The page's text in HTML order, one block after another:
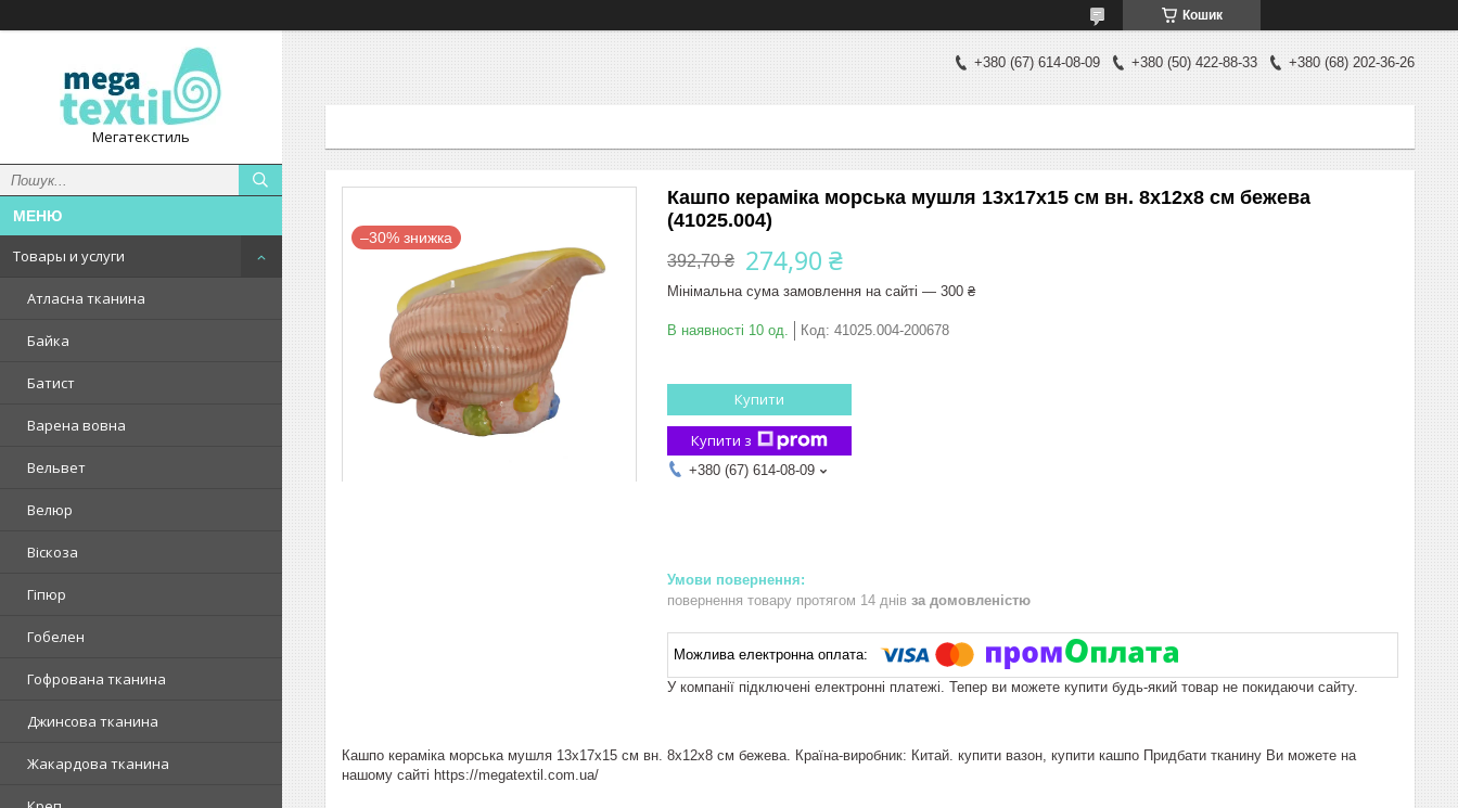
Кошик
Мегатекстиль
Товары и услуги
Атласна тканина
Байка
Батист
Варена вовна
Вельвет
Велюр
Віскоза
Гіпюр
Гобелен
Гофрована тканина
Джинсова тканина
Жакардова тканина
+380 (67) 614-08-09 +380 (50) 422-88-33 +380 (68) 202-36-26
–30%
Кашпо кераміка морська мушля 13x17x15 см вн. 8х12х8 см бежева
(41025.004)
392,70 ₴ 274,90 ₴
Мінімальна сума замовлення на сайті — 300 ₴
В наявності 10 од. Код: 41025.004-200678
Купити
Купити з
+380 (67) 614-08-09
повернення товару протягом 14 днів за домовленістю
У компанії підключені електронні платежі. Тепер ви можете купити будь-який товар не покидаючи сайту.
Кашпо кераміка морська мушля 13x17x15 см вн. 8х12х8 см бежева. Країна-виробник: Китай. купити вазон, купити кашпо Придбати тканину Ви можете на
нашому сайті https://megatextil.com.ua/